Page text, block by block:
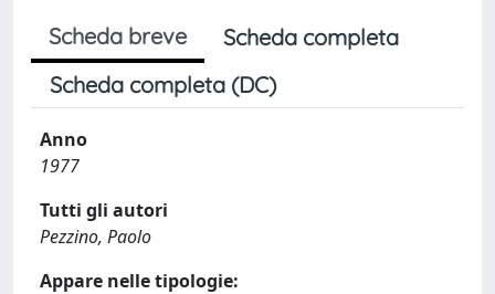
Scheda breve
Scheda completa
Scheda completa (DC)
Anno
1977
Tutti gli autori
Pezzino, Paolo
Appare nelle tipologie: